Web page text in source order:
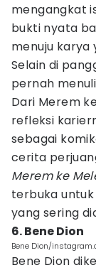
mengangkat
bukti nyata
menuju karya
Selain di
pernah
Dari Merem
refleksi
sebagai
cerita
Merem ke
terbuka
yang sering
6. Bene Dion
Bene Dion/
Bene Dion